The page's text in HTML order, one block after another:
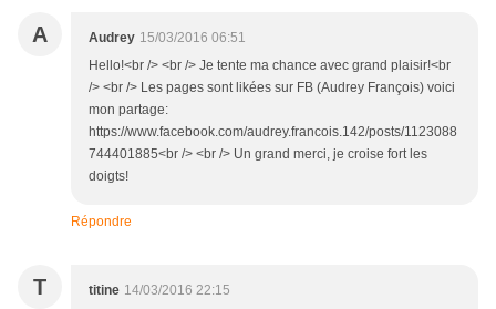
A Audrey 15/03/2016 06:51
Hello!<br /> <br /> Je tente ma chance avec grand plaisir!<br
/> <br /> Les pages sont likées sur FB (Audrey François) voici
mon partage:
https://www.facebook.com/audrey.francois.142/posts/1123088
744401885<br /> <br /> Un grand merci, je croise fort les
doigts!
Répondre
T titine 14/03/2016 22:15